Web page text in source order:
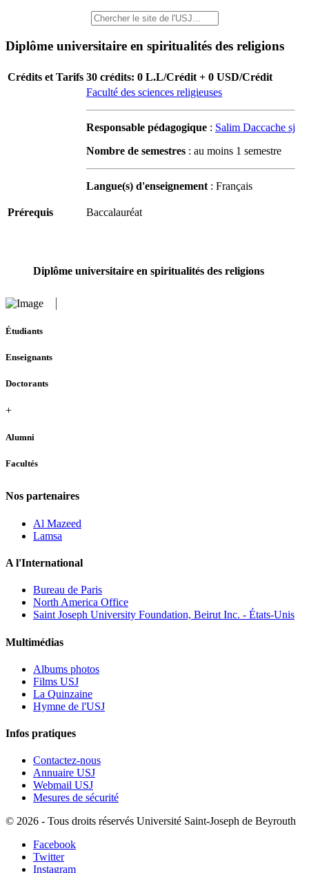
Diplôme universitaire en spiritualités des religions
Crédits et Tarifs 30 crédits: 0 L.L/Crédit + 0 USD/Crédit
Faculté des sciences religieuses
Responsable pédagogique : Salim Daccache sj
Nombre de semestres : au moins 1 semestre
Langue(s) d'enseignement: Français
Prérequis Baccalauréat
Diplôme universitaire en spiritualités des religions
Étudiants
Enseignants
Doctorants
+
Alumni
Facultés
Nos partenaires
Al Mazeed
Lamsa
A l'International
Bureau de Paris
North America Office
Saint Joseph University Foundation, Beirut Inc. - États-Unis
Multimédias
Albums photos
Films USJ
La Quinzaine
Hymne de l'USJ
Infos pratiques
Contactez-nous
Annuaire USJ
Webmail USJ
Mesures de sécurité
© 2026 - Tous droits réservés Université Saint-Joseph de Beyrouth
Facebook
Twitter
Instagram